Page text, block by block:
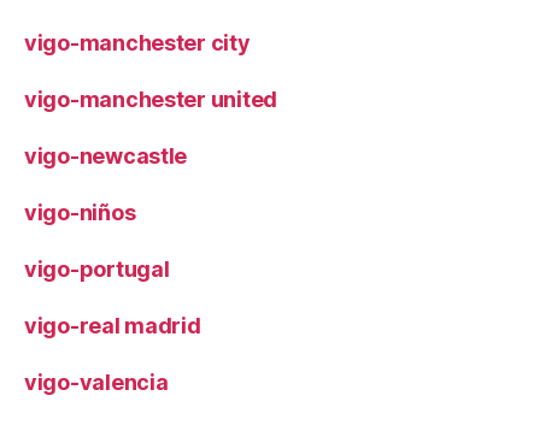
vigo-manchester city
vigo-manchester united
vigo-newcastle
vigo-niños
vigo-portugal
vigo-real madrid
vigo-valencia